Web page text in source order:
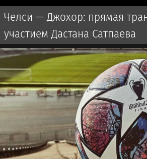
Челси — Джохор: прямая
участием Дастана Сатпаева